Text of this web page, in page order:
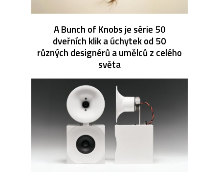
A Bunch of Knobs je série 50
dveřních klik a úchytek od 50
různých designérů a umělců z celého
světa